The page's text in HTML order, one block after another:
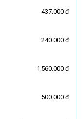
437.000 đ
240.000 đ
1.560.000 đ
500.000 đ